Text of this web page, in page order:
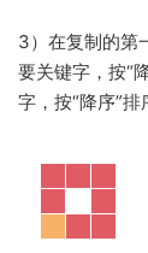
3）在复制的第
要关键字，按“
字，按“降序”排